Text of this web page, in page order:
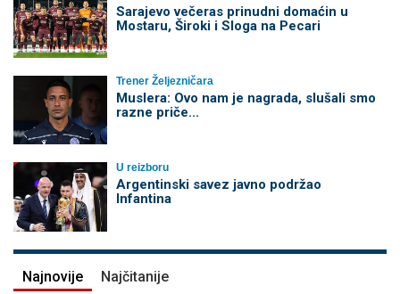
Sarajevo večeras prinudni domaćin u
Mostaru, Široki i Sloga na Pecari
Trener Željezničara
Muslera: Ovo nam je nagrada, slušali smo
razne priče...
U reizboru
Argentinski savez javno podržao
Infantina
Najnovije Najčitanije